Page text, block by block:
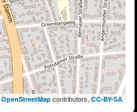
OpenStreetMapcontributors, CC-BY-SA